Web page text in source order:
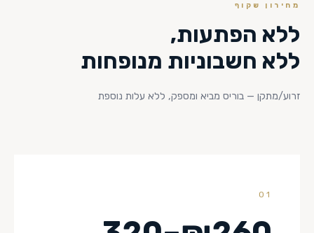
מחירון שקוף
ללא הפתעות,
ללא חשבוניות מנופחות
זרוע/מתקן — בוריס מביא ומספק, ללא עלות נוספת
01